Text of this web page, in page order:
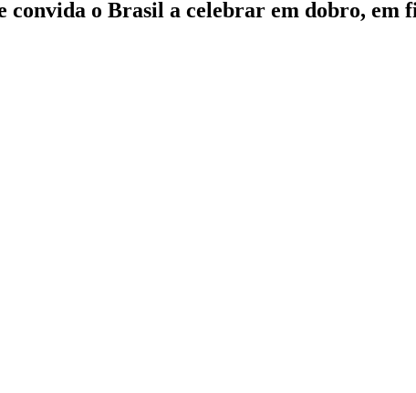
o Brasil a celebrar em dobro, em